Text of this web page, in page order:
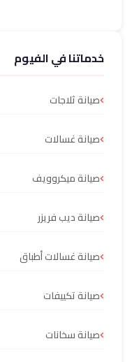
خدماتنا في الفيوم
صيانة ثلاجات
صيانة غسالات
صيانة ميكروويف
صيانة ديب فريزر
صيانة غسالات أطباق
صيانة تكييفات
صيانة سخانات